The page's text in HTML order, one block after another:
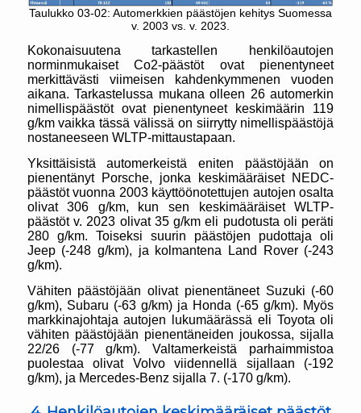
Taulukko 03-02: Automerkkien päästöjen kehitys Suomessa
v. 2003 vs. v. 2023.
Kokonaisuutena tarkastellen henkilöautojen
norminmukaiset Co2-päästöt ovat pienentyneet
merkittävästi viimeisen kahdenkymmenen vuoden
aikana. Tarkastelussa mukana olleen 26 automerkin
nimellispäästöt ovat pienentyneet keskimäärin 119
g/km vaikka tässä välissä on siirrytty nimellispäästöjä
nostaneeseen WLTP-mittaustapaan.
Yksittäisistä automerkeistä eniten päästöjään on
pienentänyt Porsche, jonka keskimääräiset NEDC-
päästöt vuonna 2003 käyttöönotettujen autojen osalta
olivat 306 g/km, kun sen keskimääräiset WLTP-
päästöt v. 2023 olivat 35 g/km eli pudotusta oli peräti
280 g/km. Toiseksi suurin päästöjen pudottaja oli
Jeep (-248 g/km), ja kolmantena Land Rover (-243
g/km).
Vähiten päästöjään olivat pienentäneet Suzuki (-60
g/km), Subaru (-63 g/km) ja Honda (-65 g/km). Myös
markkinajohtaja autojen lukumäärässä eli Toyota oli
vähiten päästöjään pienentäneiden joukossa, sijalla
22/26 (-77 g/km). Valtamerkeistä parhaimmistoa
puolestaa olivat Volvo viidennellä sijallaan (-192
g/km), ja Mercedes-Benz sijalla 7. (-170 g/km).